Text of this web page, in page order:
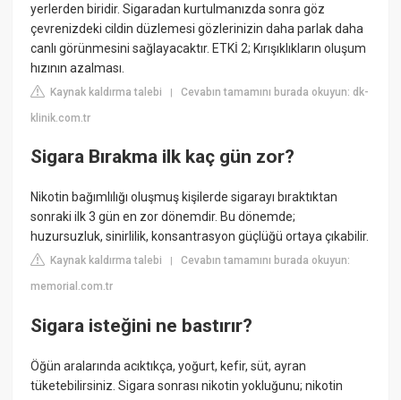
yerlerden biridir. Sigaradan kurtulmanızda sonra göz
çevrenizdeki cildin düzlemesi gözlerinizin daha parlak daha
canlı görünmesini sağlayacaktır. ETKİ 2; Kırışıklıkların oluşum
hızının azalması.
Kaynak kaldırma talebi |Cevabın tamamını burada okuyun: dk-
klinik.com.tr
Sigara Bırakma ilk kaç gün zor?
Nikotin bağımlılığı oluşmuş kişilerde sigarayı bıraktıktan
sonraki ilk 3 gün en zor dönemdir. Bu dönemde;
huzursuzluk, sinirlilik, konsantrasyon güçlüğü ortaya çıkabilir.
Kaynak kaldırma talebi |Cevabın tamamını burada okuyun:
memorial.com.tr
Sigara isteğini ne bastırır?
Öğün aralarında acıktıkça, yoğurt, kefir, süt, ayran
tüketebilirsiniz. Sigara sonrası nikotin yokluğunu; nikotin